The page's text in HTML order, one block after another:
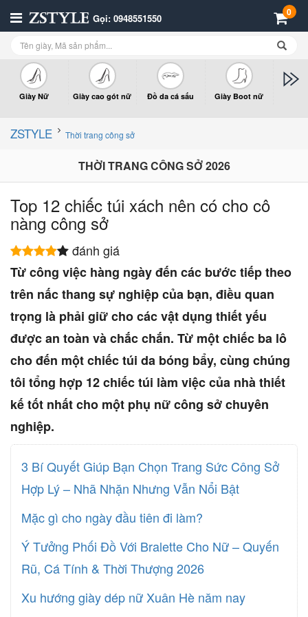
Gọi: 0948551550 0
Giày Nữ Giày cao gót nữ Đồ da cá sấu Giày Boot nữ
ZSTYLE Thời trang công sở
THỜI TRANG CÔNG SỞ 2026
Top 12 chiếc túi xách nên có cho cô
nàng công sở
đánh giá
Từ công việc hàng ngày đến các bước tiếp theo
trên nấc thang sự nghiệp của bạn, điều quan
trọng là phải giữ cho các vật dụng thiết yếu
được an toàn và chắc chắn. Từ một chiếc ba lô
cho đến một chiếc túi da bóng bẩy, cùng chúng
tôi tổng hợp 12 chiếc túi làm việc của nhà thiết
kế tốt nhất cho một phụ nữ công sở chuyên
nghiệp.
3 Bí Quyết Giúp Bạn Chọn Trang Sức Công Sở
Hợp Lý – Nhã Nhặn Nhưng Vẫn Nổi Bật
Mặc gì cho ngày đầu tiên đi làm?
Ý Tưởng Phối Đồ Với Bralette Cho Nữ – Quyến
Rũ, Cá Tính & Thời Thượng 2026
Xu hướng giày dép nữ Xuân Hè năm nay